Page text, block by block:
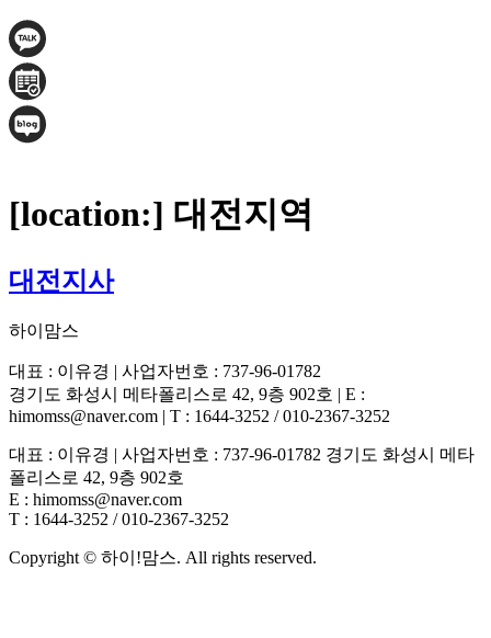
[location:] 대전지역
대전지사
하이맘스
대표 : 이유경 | 사업자번호 : 737-96-01782
경기도 화성시 메타폴리스로 42, 9층 902호 | E :
himomss@naver.com | T : 1644-3252 / 010-2367-3252
대표 : 이유경 | 사업자번호 : 737-96-01782 경기도 화성시 메타
폴리스로 42, 9층 902호
E : himomss@naver.com
T : 1644-3252 / 010-2367-3252
Copyright © 하이!맘스. All rights reserved.